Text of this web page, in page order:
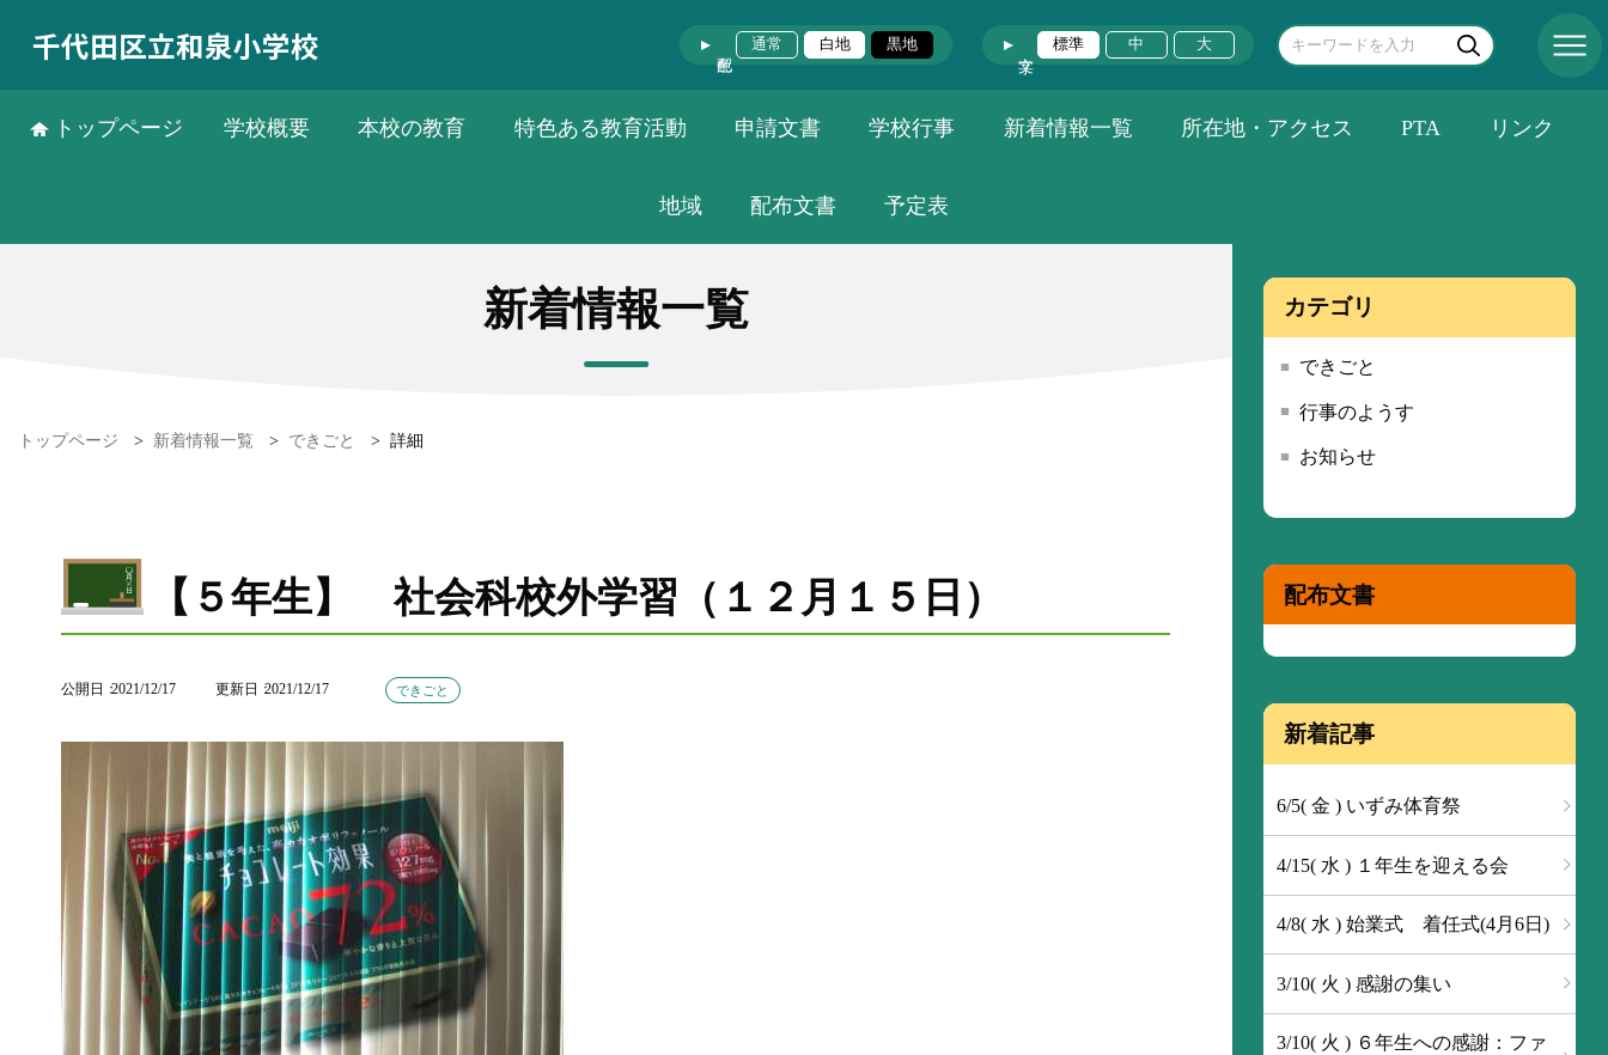
千代田区立和泉小学校 通常 白地 黒地 標準 中 大
トップページ 学校概要 本校の教育 特色ある教育活動 申請文書 学校行事 新着情報一覧 所在地・アクセス PTA リンク
地域 配布文書 予定表
新着情報一覧
トップページ > 新着情報一覧 > できごと > 詳細
【５年生】 社会科校外学習（１２月１５日）
公開日 2021/12/17 更新日 2021/12/17 できごと
カテゴリ
できごと
行事のようす
お知らせ
配布文書
新着記事
6/5( 金 ) いずみ体育祭
4/15( 水 ) １年生を迎える会
4/8( 水 ) 始業式 着任式(4月6日)
3/10( 火 ) 感謝の集い
3/10( 火 ) ６年生への感謝：ファ